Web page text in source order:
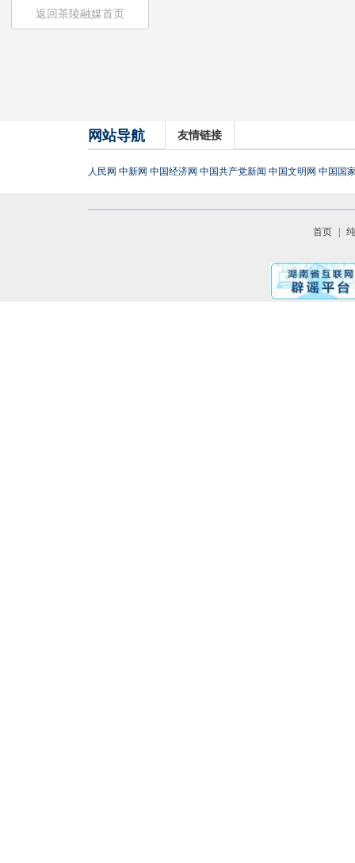
返回茶陵融媒首页
网站导航 友情链接
人民网 中新网 中国经济网 中国共产党新闻 中国文明网 中国国
首页